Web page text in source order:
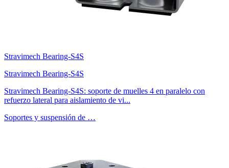
Stravimech Bearing-S4S
Stravimech Bearing-S4S
Stravimech Bearing-S4S: soporte de muelles 4 en paralelo con
refuerzo lateral para aislamiento de vi...
Soportes y suspensión de …